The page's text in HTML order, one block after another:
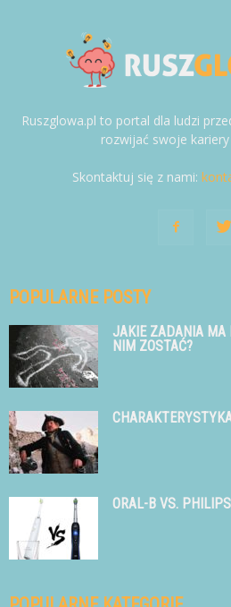
Ruszglowa.pl to portal dla ludzi
rozwijać swoje
Skontaktuj się z nami:
POPULARNE POSTY
JAKIE ZADANIA MA
NIM ZOSTAĆ?
ORAL-B VS.